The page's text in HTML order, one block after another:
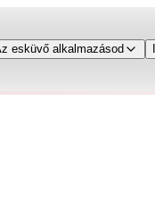
esküvő alkalmazásod